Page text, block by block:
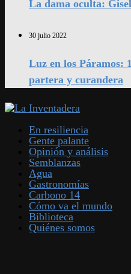
La dama oculta:
30 julio 2022
Luz en los Páramos:
partera y curandera
En resiliencia
Gente palante
Opinión y análisis
Semblanzas
Agua
Gastronomías
Carbono 14
Cómo va el mundo
Biblioteca
Quiénes somos